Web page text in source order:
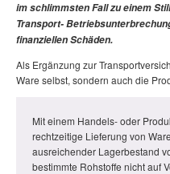
im schlimmsten Fall zu einem
Transport-
finanziellen Schäden.
Als Ergänzung zur
Ware selbst, sondern auch die
Mit einem Handels- oder
rechtzeitige Lieferung von
ausreichender Lagerbestand
bestimmte Rohstoffe nicht auf